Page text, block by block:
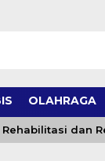
OLAHRAGA
dan